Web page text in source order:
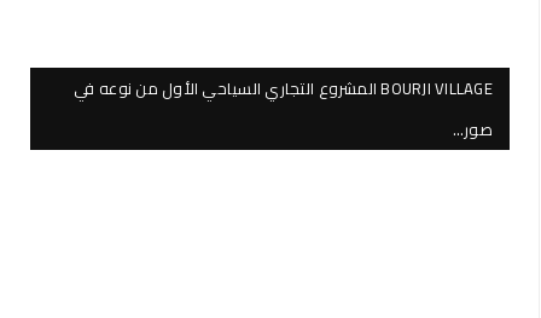
BOURJI VILLAGE المشروع التجاري السياحي الأول من نوعه في
صور…